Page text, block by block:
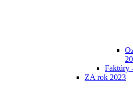
Faktúry
ZA rok 2023